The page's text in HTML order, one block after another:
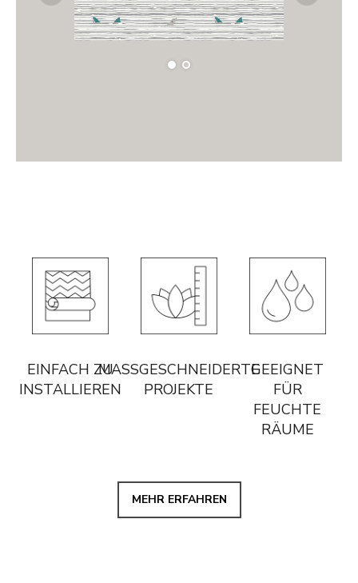
EINFACH ZU
INSTALLIEREN
MASSGESCHNEIDERTE P
ROJEKTE
GEEIGNET
FÜR
FEUCHTE
RÄUME
MEHR ERFAHREN